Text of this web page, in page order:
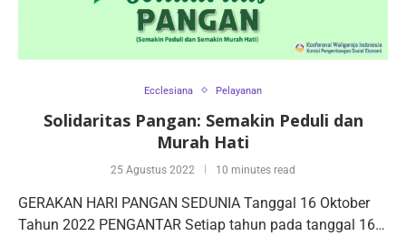
Ecclesiana Pelayanan
Solidaritas Pangan: Semakin Peduli dan
Murah Hati
25 Agustus 2022 10 minutes read
GERAKAN HARI PANGAN SEDUNIA Tanggal 16 Oktober
Tahun 2022 PENGANTAR Setiap tahun pada tanggal 16…